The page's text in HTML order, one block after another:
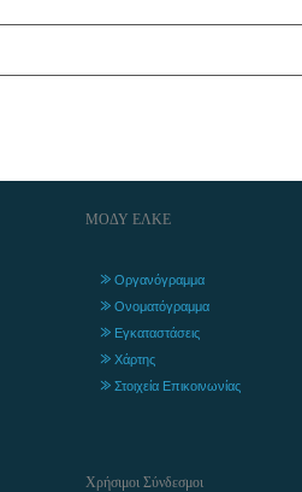
ΜΟΔΥ ΕΛΚΕ
Οργανόγραμμα
Ονοματόγραμμα
Εγκαταστάσεις
Χάρτης
Στοιχεία Επικοινωνίας
Χρήσιμοι Σύνδεσμοι